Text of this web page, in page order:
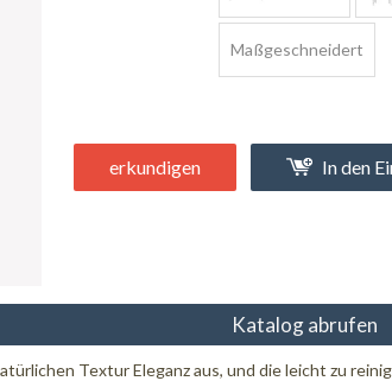
Maßgeschneidert
erkundigen In den
Katalog abrufen
Textur Eleganz aus, und die leicht zu